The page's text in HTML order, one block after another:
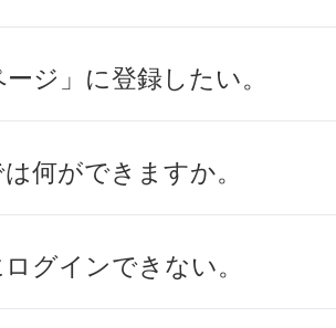
ジ」に登録したい。
何ができますか。
グインできない。